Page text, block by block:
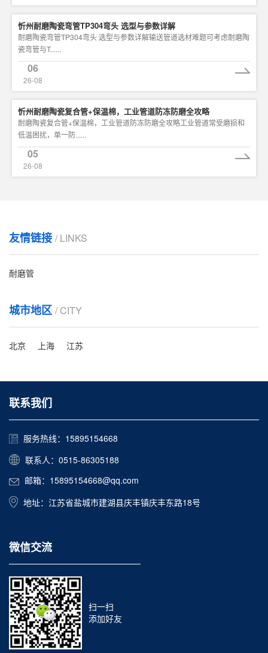
忻州耐磨陶瓷弯管TP304弯头 选型与参数详解
耐磨陶瓷弯管TP304弯头 选型与参数详解输送管道选材难题可考虑耐磨陶
瓷弯管与T......
06
26-08
忻州耐磨陶瓷复合管+保温棉，工业管道防冻防磨全攻略
耐磨陶瓷复合管+保温棉，工业管道防冻防磨全攻略工业管道常受磨损和
低温困扰，单一防......
05
26-08
友情链接 / LINKS
耐磨管
城市地区 / CITY
北京 上海 江苏
联系我们
服务热线：15895154668
联系人：0515-86305188
邮箱：15895154668@qq.com
地址：江苏省盐城市建湖县庆丰镇庆丰东路18号
微信交流
扫一扫
添加好友